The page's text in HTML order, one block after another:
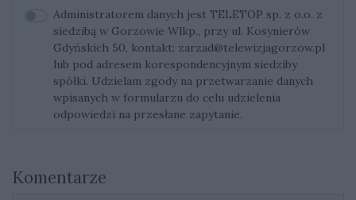
Administratorem danych jest TELETOP sp. z o.o. z
siedzibą w Gorzowie Wlkp., przy ul. Kosynierów
Gdyńskich 50, kontakt: zarzad@telewizjagorzow.pl
lub pod adresem korespondencyjnym siedziby
spółki. Udzielam zgody na przetwarzanie danych
wpisanych w formularzu do celu udzielenia
odpowiedzi na przesłane zapytanie.
Komentarze